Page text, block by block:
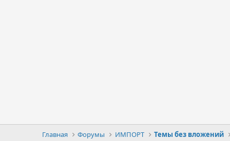
Главная Форумы ИМПОРТ Темы без вложений